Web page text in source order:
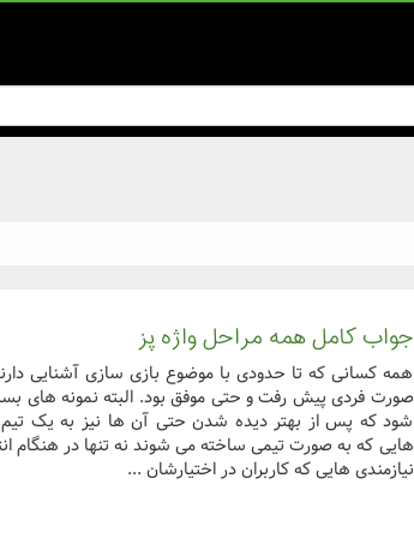
جواب کامل همه مراحل واژه پز
همه کسانی که تا حدودی با موضوع بازی سازی آشنایی
صورت فردی پیش رفت و حتی موفق بود. البته نمونه های
شود که پس از بهتر دیده شدن حتی آن ها نیز به یک
هایی که به صورت تیمی ساخته می شوند نه تنها در هنگام
نیازمندی هایی که کاربران در اختیارشان ...